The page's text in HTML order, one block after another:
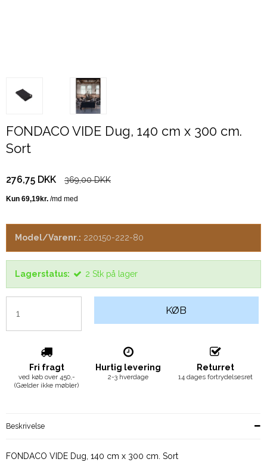
FONDACO VIDE Dug, 140 cm x 300 cm.
Sort
276,75 DKK 369,00 DKK
Model/Varenr.: 220150-222-80
Lagerstatus: 2 Stk på lager
KØB
Fri fragt
ved køb over 450,-
(Gælder ikke møbler)
Hurtig levering
2-3 hverdage
Returret
14 dages fortrydelsesret
Beskrivelse
FONDACO VIDE Dug, 140 cm x 300 cm. Sort